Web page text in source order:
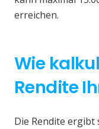
erreichen.
Wie
Rendite
Die Rendite ergibt